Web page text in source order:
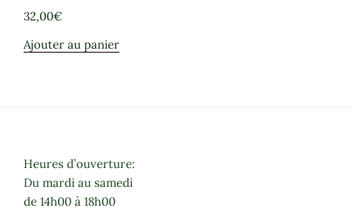
32,00€
Ajouter au panier
Heures d’ouverture:
Du mardi au samedi
de 14h00 à 18h00